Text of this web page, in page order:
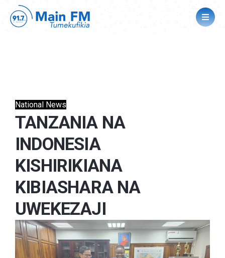
National News
TANZANIA NA
INDONESIA
KISHIRIKIANA
KIBIASHARA NA
UWEKEZAJI